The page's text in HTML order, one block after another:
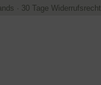
· 30 Tage Widerrufsrecht